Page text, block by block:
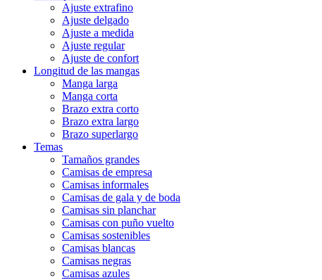
Ajuste extrafino
Ajuste delgado
Ajuste a medida
Ajuste regular
Ajuste de confort
Longitud de las mangas
Manga larga
Manga corta
Brazo extra corto
Brazo extra largo
Brazo superlargo
Temas
Tamaños grandes
Camisas de empresa
Camisas informales
Camisas de gala y de boda
Camisas sin planchar
Camisas con puño vuelto
Camisas sostenibles
Camisas blancas
Camisas negras
Camisas azules